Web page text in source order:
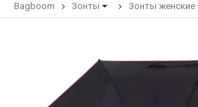
Bagboom Зонты Зонты женские